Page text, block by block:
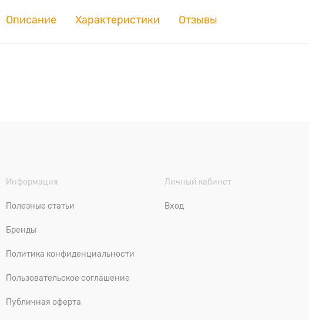
Описание Характеристики Отзывы
Информация
Полезные статьи
Бренды
Политика конфиденциальности
Пользовательское соглашение
Публичная оферта
Личный кабинет
Вход